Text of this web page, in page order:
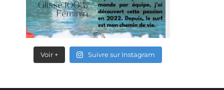
Voir + Suivre sur Instagram